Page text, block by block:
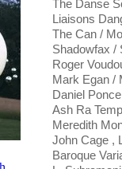
The Danse
Liaisons
The Can /
Shadowfax /
Roger
Mark Egan /
Daniel
Ash Ra
Meredith
John Cage ,
Baroque